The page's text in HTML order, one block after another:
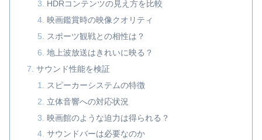
HDRコンテンツの見え方を比較
映画鑑賞時の映像クオリティ
スポーツ観戦との相性は？
地上波放送はきれいに映る？
サウンド性能を検証
スピーカーシステムの特徴
立体音響への対応状況
映画館のような迫力は得られる？
サウンドバーは必要なのか